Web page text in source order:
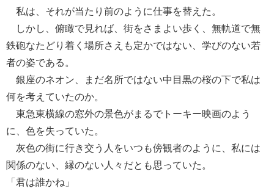
私は、それが当たり前のように仕事を替えた。
しかし、俯瞰で見れば、街をさまよい歩く、無軌道で無
鉄砲なたどり着く場所さえも定かではない、学びのない若
者の姿である。
銀座のネオン、まだ名所ではない中目黒の桜の下で私は
何を考えていたのか。
東急東横線の窓外の景色がまるでトーキー映画のよう
に、色を失っていた。
灰色の街に行き交う人をいつも傍観者のように、私には
関係のない、縁のない人々だとも思っていた。
「君は誰かね」